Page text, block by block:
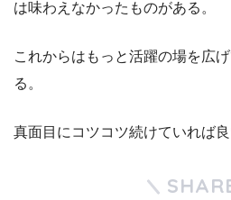
は味わえなかったものがある。
これからはもっと活躍の場を広
る。
真面目にコツコツ続けていれば